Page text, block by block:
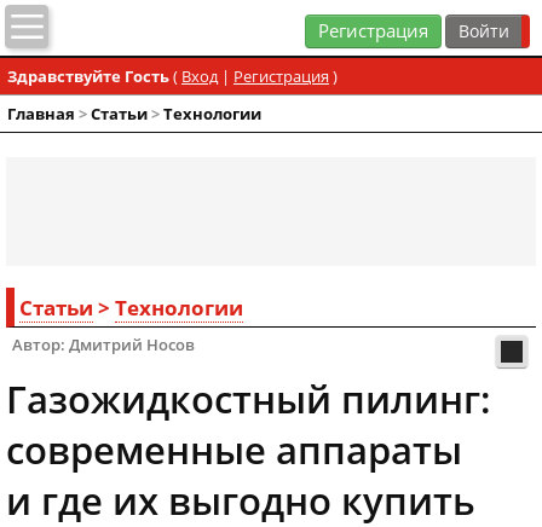
Регистрация
Здравствуйте Гость( Вход| Регистрация )
Главная >Статьи>Технологии
Статьи > Технологии
Автор: Дмитрий Носов
Газожидкостный пилинг:
современные аппараты
и где их выгодно купить